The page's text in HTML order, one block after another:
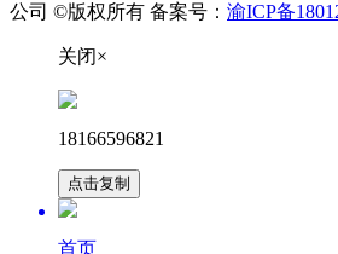
公司 ©版权所有 备案号： 渝ICP备
关闭×
18166596821
点击复制
首页